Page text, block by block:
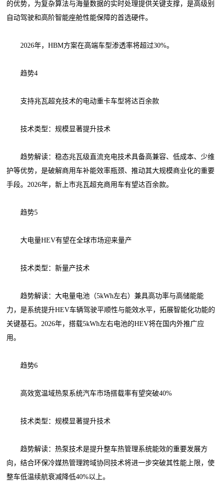
的优势，为复杂算法与海量数据的实时处理提供关键支撑，是高级别
自动驾驶和高阶智能座舱性能保障的首选硬件。
2026年，HBM方案在高端车型渗透率将超过30%。
趋势4
支持兆瓦超充技术的电动重卡车型将达百余款
技术类型：规模显著提升技术
趋势解读：稳态兆瓦级直流充电技术具备高兼容、低成本、少维
护等优势，是破解商用车补能效率瓶颈、推动其大规模商业化的重要
手段。2026年，新上市兆瓦超充商用车有望达百余款。
趋势5
大电量HEV有望在全球市场迎来量产
技术类型：新量产技术
趋势解读：大电量电池（5kWh左右）兼具高功率与高储能能
力，是系统提升HEV车辆驾驶平顺性与能效水平，拓展智能化功能的
关键基石。2026年，搭载5kWh左右电池的HEV将在国内外推广应
用。
趋势6
高效宽温域热泵系统汽车市场搭载率有望突破40%
技术类型：规模显著提升技术
趋势解读：热泵技术是提升整车热管理系统能效的重要发展方
向，结合环保冷媒热管理跨域协同技术将进一步突破其性能上限，使
整车低温续航衰减降低40%以上。